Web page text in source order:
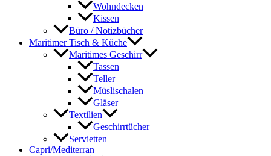
Wohndecken
Kissen
Büro / Notizbücher
Maritimer Tisch & Küche
Maritimes Geschirr
Tassen
Teller
Müslischalen
Gläser
Textilien
Geschirrtücher
Servietten
Capri/Mediterran